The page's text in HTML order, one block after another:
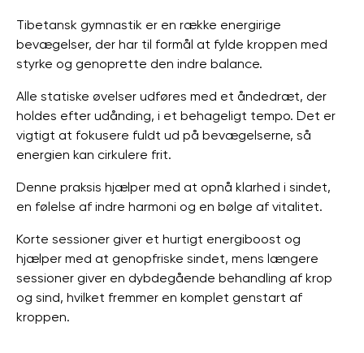
Tibetansk gymnastik er en række energirige
bevægelser, der har til formål at fylde kroppen med
styrke og genoprette den indre balance.
Alle statiske øvelser udføres med et åndedræt, der
holdes efter udånding, i et behageligt tempo. Det er
vigtigt at fokusere fuldt ud på bevægelserne, så
energien kan cirkulere frit.
Denne praksis hjælper med at opnå klarhed i sindet,
en følelse af indre harmoni og en bølge af vitalitet.
Korte sessioner giver et hurtigt energiboost og
hjælper med at genopfriske sindet, mens længere
sessioner giver en dybdegående behandling af krop
og sind, hvilket fremmer en komplet genstart af
kroppen.